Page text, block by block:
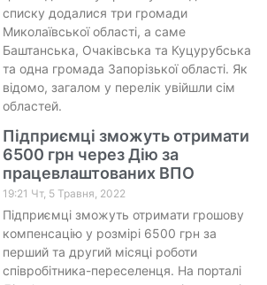
списку додалися три громади
Миколаївської області, а саме
Баштанська, Очаківська та Куцурубська
та одна громада Запорізької області. Як
відомо, загалом у перелік увійшли сім
областей.
Підприємці зможуть отримати
6500 грн через Дію за
працевлаштованих ВПО
19:21 Чт, 5 Травня, 2022
Підприємці зможуть отримати грошову
компенсацію у розмірі 6500 грн за
перший та другий місяці роботи
співробітника-переселенця. На порталі